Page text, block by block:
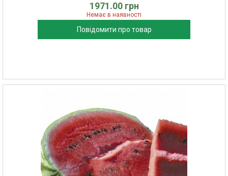
1971.00 грн
Немає в наявності
Повідомити про товар